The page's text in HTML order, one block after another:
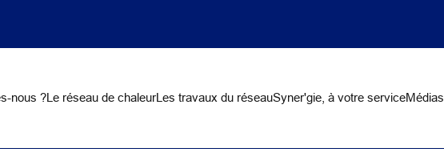
nous ?Le réseau de chaleurLes travaux du réseauSyner'gie, à votre serviceMédias